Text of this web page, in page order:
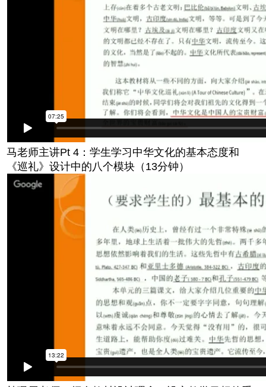
马老师主讲Pt 4：学生学习中华文化的基本态度和
《巡礼》设计中的八个模块（13分钟）